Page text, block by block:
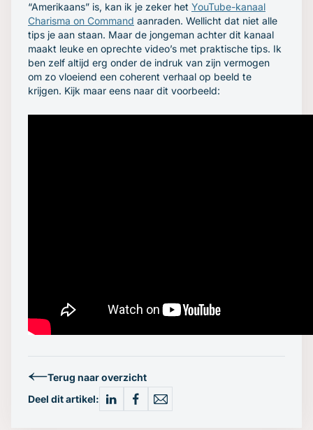
“Amerikaans” is, kan ik je zeker het YouTube-kanaal
Charisma on Command aanraden. Wellicht dat niet alle
tips je aan staan. Maar de jongeman achter dit kanaal
maakt leuke en oprechte video’s met praktische tips. Ik
ben zelf altijd erg onder de indruk van zijn vermogen
om zo vloeiend een coherent verhaal op beeld te
krijgen. Kijk maar eens naar dit voorbeeld:
Terug naar overzicht
Deel dit artikel: